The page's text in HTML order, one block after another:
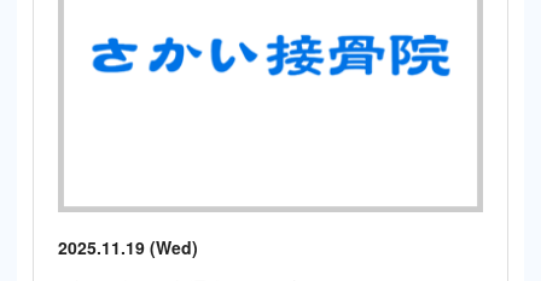
2025.11.19 (Wed)